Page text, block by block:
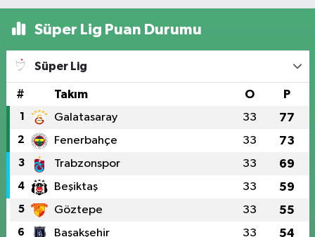
Süper Lig Puan Durumu
Süper Lig
# Takım O P
1 Galatasaray 33 77
2 Fenerbahçe 33 73
3 Trabzonspor 33 69
4 Beşiktaş 33 59
5 Göztepe 33 55
6 Başakşehir 33 54